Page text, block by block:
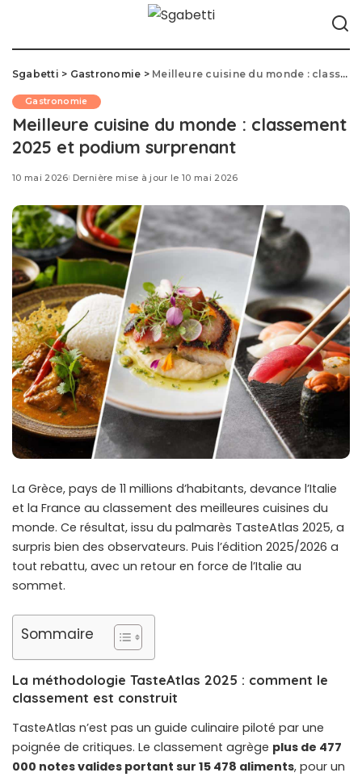
Sgabetti > Gastronomie > Meilleure cuisine du monde : classement 2025 et podium surprenant
Gastronomie
Meilleure cuisine du monde : classement
2025 et podium surprenant
10 mai 2026 Dernière mise à jour le 10 mai 2026
La Grèce, pays de 11 millions d’habitants, devance l’Italie
et la France au classement des meilleures cuisines du
monde. Ce résultat, issu du palmarès TasteAtlas 2025, a
surpris bien des observateurs. Puis l’édition 2025/2026 a
tout rebattu, avec un retour en force de l’Italie au
sommet.
Sommaire
La méthodologie TasteAtlas 2025 : comment le
classement est construit
TasteAtlas n’est pas un guide culinaire piloté par une
poignée de critiques. Le classement agrège plus de 477
000 notes valides portant sur 15 478 aliments, pour un